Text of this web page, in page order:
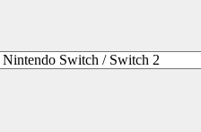
Switch / Switch 2